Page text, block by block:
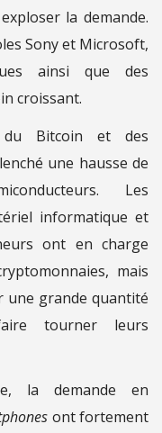
la demande.
Sony et Microsoft,
ainsi que des
croissant.
du Bitcoin et des
une hausse de
Les
informatique et
ont en charge
mais
une grande quantité
tourner leurs
la demande en
ont fortement